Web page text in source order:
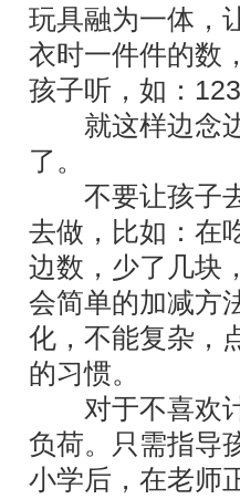
玩具融为一体，
衣时一件件的数
孩子听，如：
就这样边念边
了。
不要让孩子去
去做，比如：在
边数，少了几块
会简单的加减方
化，不能复杂，
的习惯。
对于不喜欢计
负荷。只需指导
小学后，在老师